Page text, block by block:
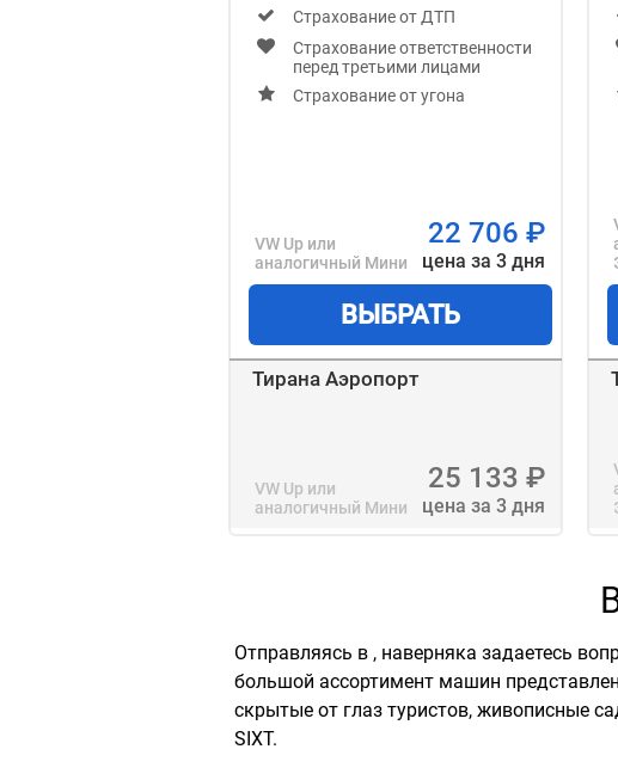
Cтрахование от ДТП
Страхование ответственности
перед третьими лицами
Страхование от угона
VW Up или
аналогичный Мини
22 706 ₽
цена за 3 дня
ВЫБРАТЬ
Тирана Аэропорт
VW Up или
аналогичный Мини
25 133 ₽
цена за 3 дня
Отправляясь в , наверняка задаетесь
большой ассортимент машин
скрытые от глаз туристов, живописные
SIXT.